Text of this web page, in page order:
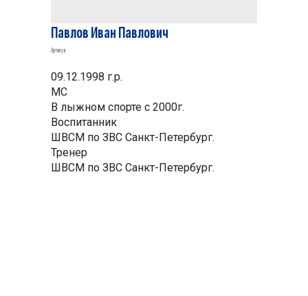
Павлов Иван Павлович
Артикул:
09.12.1998 г.р.
МС
В лыжном спорте с 2000г.
Воспитанник
ШВСМ по ЗВС Санкт-Петербург.
Тренер
ШВСМ по ЗВС Санкт-Петербург.